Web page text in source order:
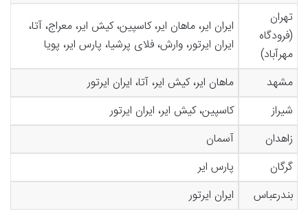
تهران
(فرودگاه
مهرآباد)
ایران ایر، ماهان ایر، کاسپین، کیش ایر، معراج، آتا،
ایران ایرتور، وارش، فلای پرشیا، پارس ایر، پویا
مشهد
ماهان ایر، کیش ایر، آتا، ایران ایرتور
شیراز
کاسپین، کیش ایر، ایران ایرتور
زاهدان
آسمان
گرگان
پارس ایر
بندرعباس
ایران ایرتور